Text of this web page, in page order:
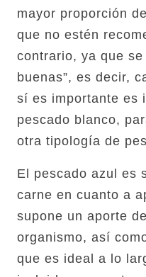
mayor proporción
que no estén
contrario, ya que se
buenas”, es decir,
sí es importante es
pescado blanco,
otra tipología de
El pescado azul es
carne en cuanto a
supone un aporte
organismo, así
que es ideal a lo